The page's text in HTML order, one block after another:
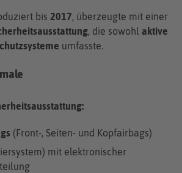
bis 2017, überzeugte mit einer
, die sowohl aktive
umfasste.
(Front-, Seiten- und Kopfairbags)
mit elektronischer